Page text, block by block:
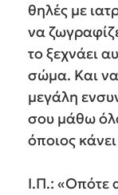
θηλές με
να
το ξεχνάει
σώμα. Και
μεγάλη
σου μάθω
όποιος
Ι.Π.: «Οπότε